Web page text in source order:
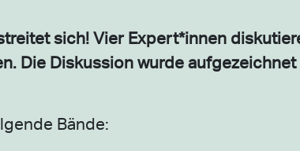
sich! Vier Expert*innen
Die Diskussion wurde
Bände: